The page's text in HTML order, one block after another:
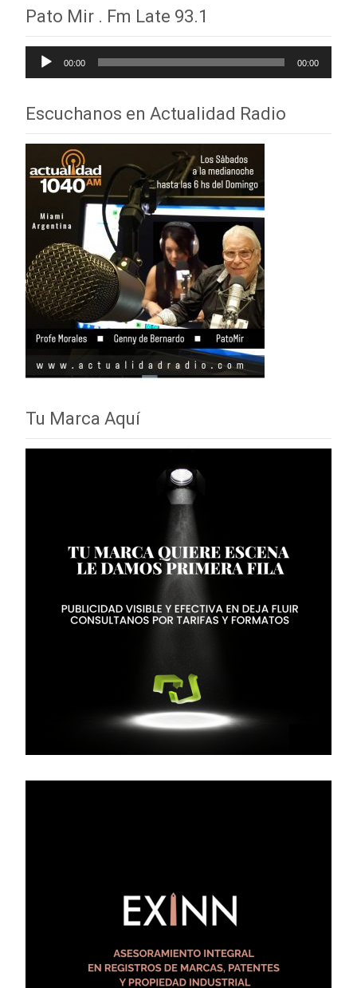
Pato Mir . Fm Late 93.1
Reproductor
de
00:00 00:00
Escuchanos en Actualidad Radio
Tu Marca Aquí